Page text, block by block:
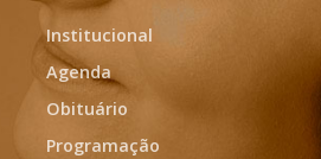
Institucional
Agenda
Obituário
Programação